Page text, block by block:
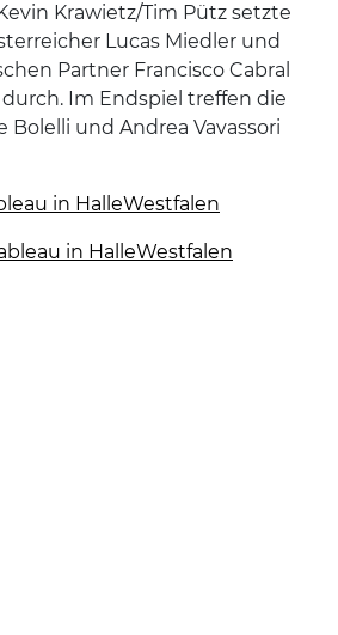
Krawietz/Tim Pütz setzte
Lucas Miedler und
Partner Francisco Cabral
Im Endspiel treffen die
Bolelli und Andrea Vavassori
in HalleWestfalen
in HalleWestfalen